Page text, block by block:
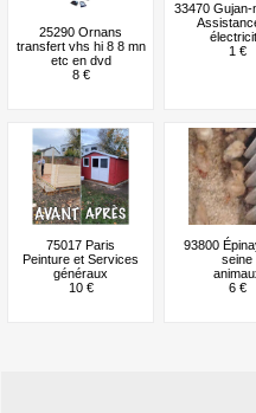
25290 Ornans
transfert vhs hi 8 8 mn
etc en dvd
8 €
33470 Gujan-
1 €
75017 Paris
Peinture et Services
généraux
10 €
93800
seine
6 €